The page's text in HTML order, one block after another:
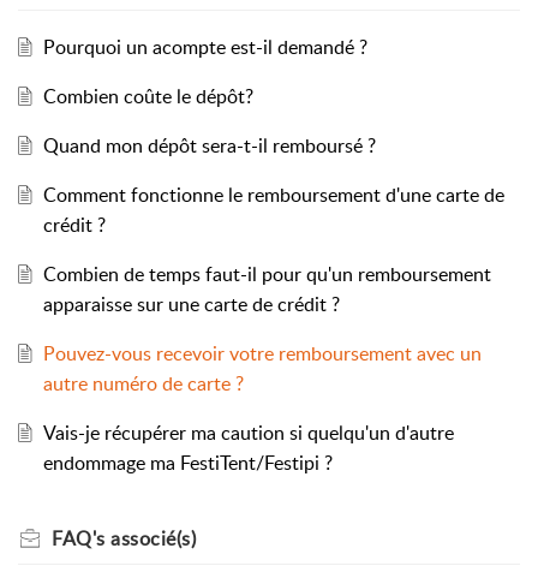
Pourquoi un acompte est-il demandé ?
Combien coûte le dépôt?
Quand mon dépôt sera-t-il remboursé ?
Comment fonctionne le remboursement d'une carte de
crédit ?
Combien de temps faut-il pour qu'un remboursement
apparaisse sur une carte de crédit ?
Pouvez-vous recevoir votre remboursement avec un
autre numéro de carte ?
Vais-je récupérer ma caution si quelqu'un d'autre
endommage ma FestiTent/Festipi ?
FAQ's associé(s)